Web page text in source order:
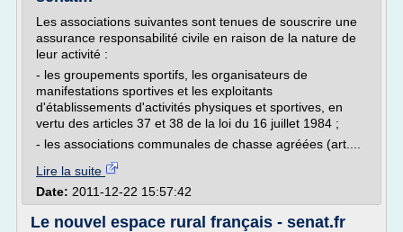
Les associations suivantes sont tenues de souscrire une
assurance responsabilité civile en raison de la nature de
leur activité :
- les groupements sportifs, les organisateurs de
manifestations sportives et les exploitants
d'établissements d'activités physiques et sportives, en
vertu des articles 37 et 38 de la loi du 16 juillet 1984 ;
- les associations communales de chasse agréées (art....
Lire la suite
Date: 2011-12-22 15:57:42
Le nouvel espace rural français - senat.fr